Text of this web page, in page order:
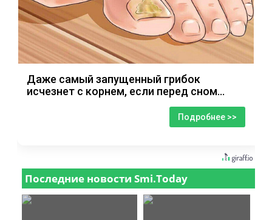
Даже самый запущенный грибок
исчезнет с корнем, если перед сном…
Подробнее >>